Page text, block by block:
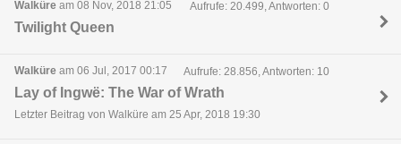
Walküre am 08 Nov, 2018 21:05 Aufrufe: 20.499, Antworten: 0
Twilight Queen
Walküre am 06 Jul, 2017 00:17 Aufrufe: 28.856, Antworten: 10
Lay of Ingwë: The War of Wrath
Letzter Beitrag von Walküre am 25 Apr, 2018 19:30